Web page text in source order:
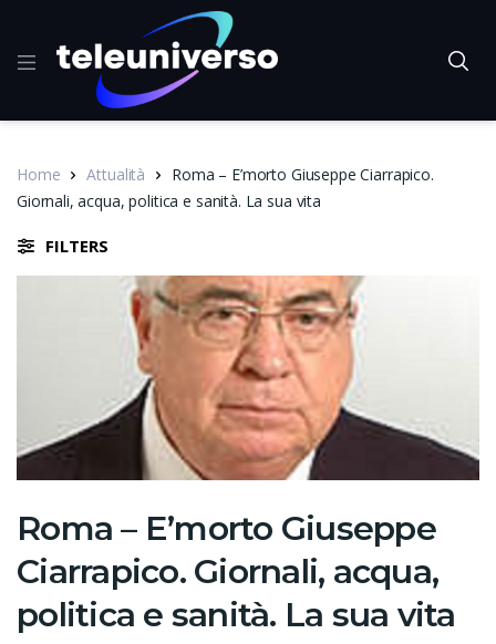
Home Attualità
Roma – E’morto Giuseppe Ciarrapico.
Giornali, acqua, politica e sanità. La sua vita
FILTERS
Roma – E’morto Giuseppe
Ciarrapico. Giornali, acqua,
politica e sanità. La sua vita